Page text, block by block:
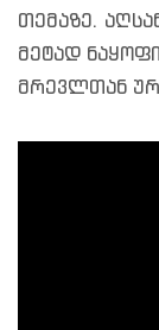
თემაზე.
მეტად
მრევლთან